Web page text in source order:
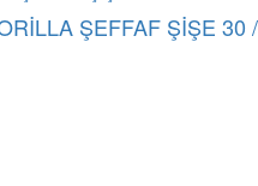
ŞEFFAF ŞİŞE 30 /